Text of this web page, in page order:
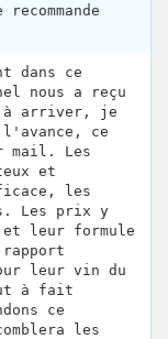
dans ce
nous a reçu
à arriver, je
ce
mail. Les
et
les
Les prix y
et leur formule
leur vin du
à fait
ce
les